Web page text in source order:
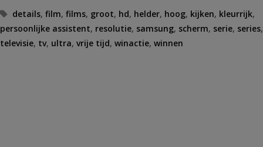
Tags
details,film,films, groot, hd, helder, hoog, kijken, kleurrijk,
persoonlijke assistent, resolutie, samsung, scherm, serie, series,
televisie, tv, ultra, vrije tijd, winactie, winnen